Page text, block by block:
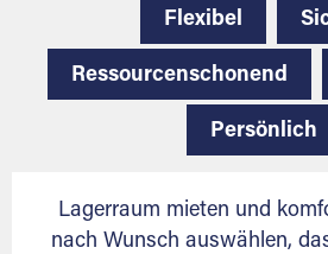
Flexibel
Ressourcenschonend
Persönlich
Lagerraum mieten und
nach Wunsch auswählen,